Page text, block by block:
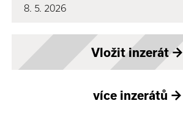
8. 5. 2026
Vložit inzerát→
více inzerátů →